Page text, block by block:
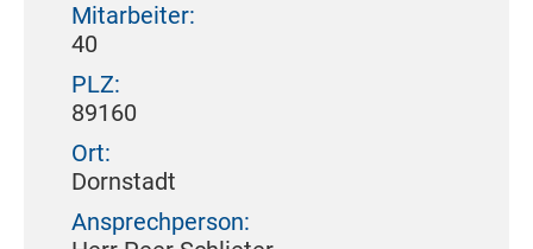
Mitarbeiter:
40
PLZ:
89160
Ort:
Dornstadt
Ansprechperson: